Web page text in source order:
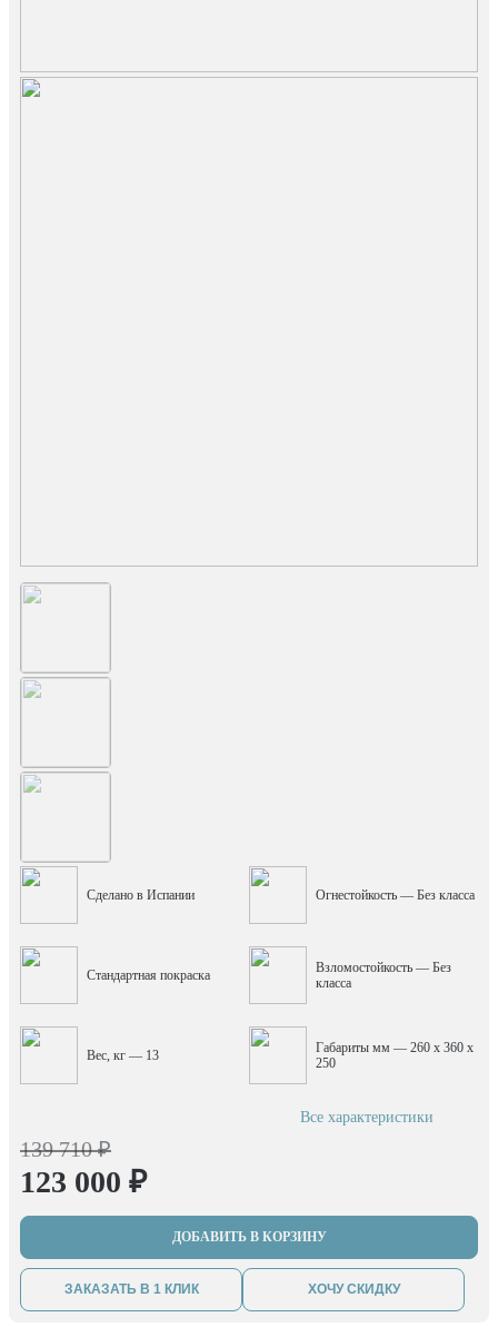
Сделано в Испании Огнестойкость — Без класса
Стандартная покраска
Взломостойкость — Без
класса
Вес, кг — 13
Габариты мм — 260 x 360 x
250
Все характеристики
139 710 ₽
123 000 ₽
ДОБАВИТЬ В КОРЗИНУ
ЗАКАЗАТЬ В 1 КЛИК ХОЧУ СКИДКУ